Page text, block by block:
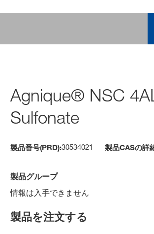
Agnique® NSC
Sulfonate
製品番号(PRD):30534021 製品CASの詳
製品グループ
情報は入手できません
製品を注文する